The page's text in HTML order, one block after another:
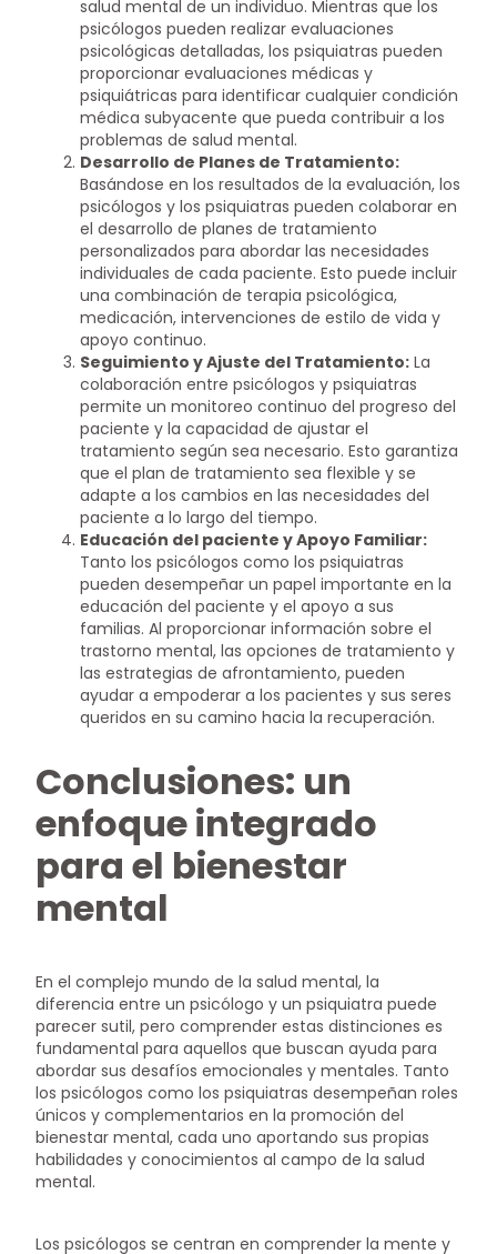
salud mental de un individuo. Mientras que los
psicólogos pueden realizar evaluaciones
psicológicas detalladas, los psiquiatras pueden
proporcionar evaluaciones médicas y
psiquiátricas para identificar cualquier condición
médica subyacente que pueda contribuir a los
problemas de salud mental.
Desarrollo de Planes de Tratamiento:
Basándose en los resultados de la evaluación, los
psicólogos y los psiquiatras pueden colaborar en
el desarrollo de planes de tratamiento
personalizados para abordar las necesidades
individuales de cada paciente. Esto puede incluir
una combinación de terapia psicológica,
medicación, intervenciones de estilo de vida y
apoyo continuo.
Seguimiento y Ajuste del Tratamiento: La
colaboración entre psicólogos y psiquiatras
permite un monitoreo continuo del progreso del
paciente y la capacidad de ajustar el
tratamiento según sea necesario. Esto garantiza
que el plan de tratamiento sea flexible y se
adapte a los cambios en las necesidades del
paciente a lo largo del tiempo.
Educación del paciente y Apoyo Familiar:
Tanto los psicólogos como los psiquiatras
pueden desempeñar un papel importante en la
educación del paciente y el apoyo a sus
familias. Al proporcionar información sobre el
trastorno mental, las opciones de tratamiento y
las estrategias de afrontamiento, pueden
ayudar a empoderar a los pacientes y sus seres
queridos en su camino hacia la recuperación.
Conclusiones: un
enfoque integrado
para el bienestar
mental
En el complejo mundo de la salud mental, la
diferencia entre un psicólogo y un psiquiatra puede
parecer sutil, pero comprender estas distinciones es
fundamental para aquellos que buscan ayuda para
abordar sus desafíos emocionales y mentales. Tanto
los psicólogos como los psiquiatras desempeñan roles
únicos y complementarios en la promoción del
bienestar mental, cada uno aportando sus propias
habilidades y conocimientos al campo de la salud
mental.
Los psicólogos se centran en comprender la mente y